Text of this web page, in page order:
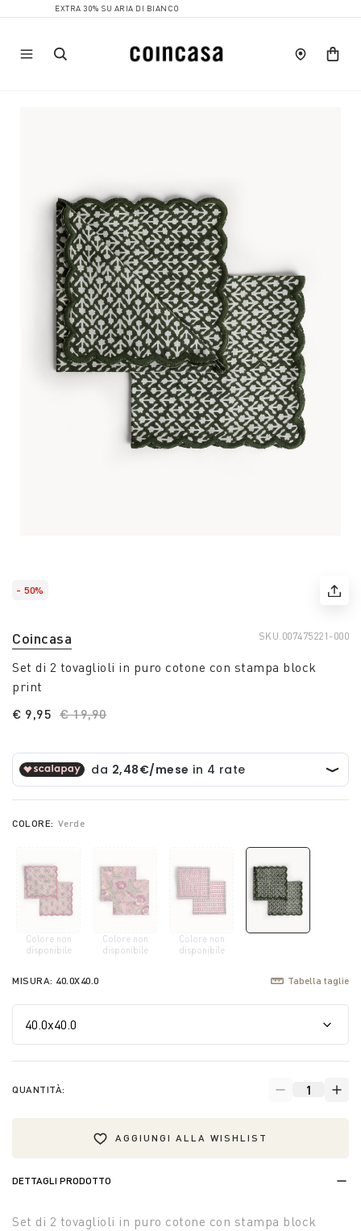
EXTRA 30% SU ARIA DI BIANCO
- 50%
Coincasa SKU. 007475221-000
Set di 2 tovaglioli in puro cotone con stampa block
print
Price reduced from
€ 19,90to
€ 9,95
COLORE: Verde
Colore non
disponibile
Colore non
disponibile
Colore non
disponibile
MISURA: 40.0X40.0 Tabella taglie
QUANTITÀ:
AGGIUNGI ALLA WISHLIST
DETTAGLI PRODOTTO
Set di 2 tovaglioli in puro cotone con stampa block